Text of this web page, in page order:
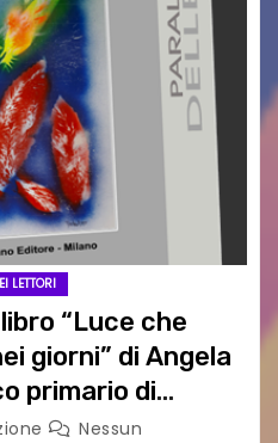
LETTORI
“Luce che
giorni” di Angela
primario di
Nessun